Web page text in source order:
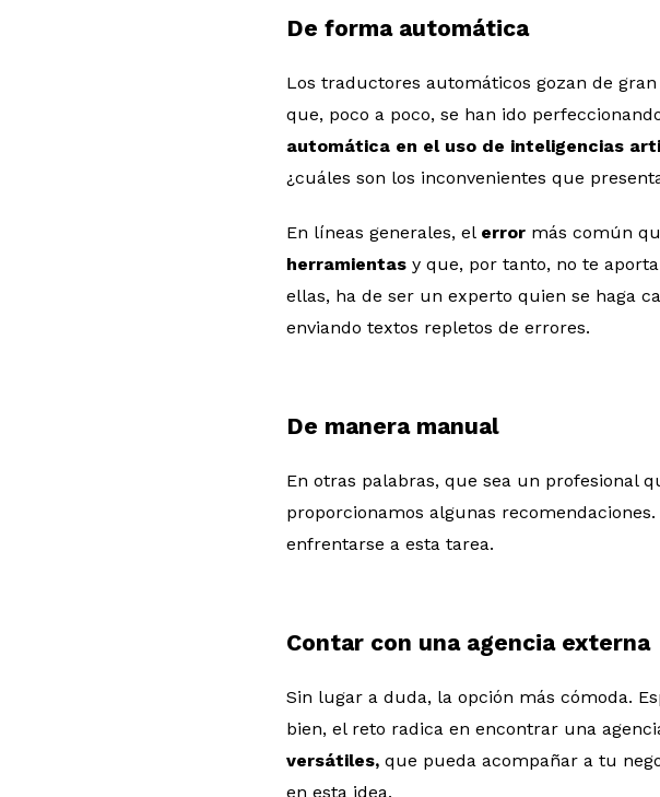
De forma automática
Los traductores automáticos gozan de
que, poco a poco, se han ido
automática en el uso de inteligencias
¿cuáles son los inconvenientes que
En líneas generales, el error más común
herramientas y que, por tanto, no te
ellas, ha de ser un experto quien se haga
enviando textos repletos de errores.
De manera manual
En otras palabras, que sea un profesional
proporcionamos algunas
enfrentarse a esta tarea.
Contar con una agencia externa
Sin lugar a duda, la opción más cómoda.
bien, el reto radica en encontrar una
versátiles, que pueda acompañar a tu
en esta idea.